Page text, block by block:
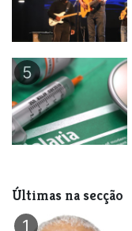
5
Últimas na secção
1